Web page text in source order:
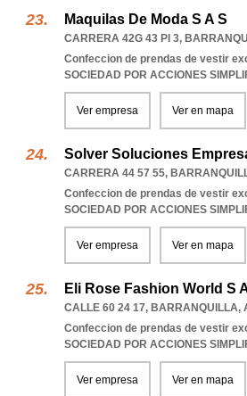
Maquilas De Moda S A S
CARRERA 42G 43 PI 3,
Confeccion de prendas de vestir
SOCIEDAD POR ACCIONES
Ver empresa Ver en mapa
Solver Soluciones
CARRERA 44 57 55,
Confeccion de prendas de vestir
SOCIEDAD POR ACCIONES
Ver empresa Ver en mapa
Eli Rose Fashion World S
CALLE 60 24 17, BARRANQUILLA,
Confeccion de prendas de vestir
SOCIEDAD POR ACCIONES
Ver empresa Ver en mapa